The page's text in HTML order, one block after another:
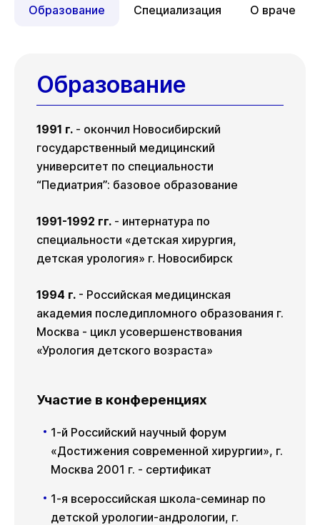
09 авг 11 авг 12 авг
Ср
19 авг
Чт
20 авг
Образование Специализация О враче
Образование
1991 г. - окончил Новосибирский
государственный медицинский
университет по специальности
“Педиатрия”: базовое образование
1991-1992 гг. - интернатура по
специальности «детская хирургия,
детская урология» г. Новосибирск
1994 г. - Российская медицинская
академия последипломного образования г.
Москва - цикл усовершенствования
«Урология детского возраста»
Участие в конференциях
1-й Российский научный форум
«Достижения современной хирургии», г.
Москва 2001 г. - сертификат
1-я всероссийская школа-семинар по
детской урологии-андрологии, г.